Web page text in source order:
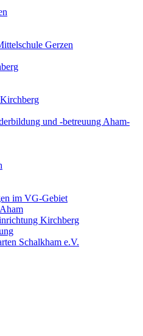
Gerzen
und -betreuung Aham-
im VG-Gebiet
Kirchberg
Schalkham e.V.